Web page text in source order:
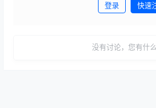
登录 快速
没有讨论，您有什